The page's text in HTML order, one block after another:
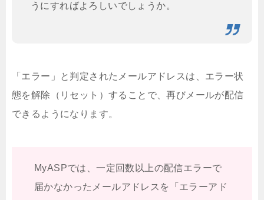
うにすればよろしいでしょうか。
「エラー」と判定されたメールアドレスは、エラー状
態を解除（リセット）することで、再びメールが配信
できるようになります。
MyASPでは、一定回数以上の配信エラーで
届かなかったメールアドレスを「エラーアド